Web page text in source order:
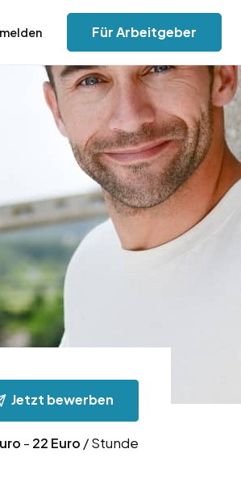
Für Arbeitgeber
Jetzt bewerben
- 22 Euro / Stunde